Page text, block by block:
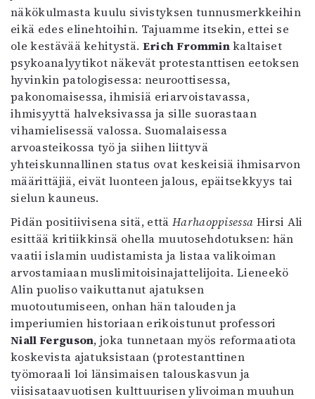
näkökulmasta kuulu sivistyksen tunnusmerkkeihin
eikä edes elinehtoihin. Tajuamme itsekin, ettei se
ole kestävää kehitystä. Erich Fromminkaltaiset
psykoanalyytikot näkevät protestanttisen eetoksen
hyvinkin patologisessa: neuroottisessa,
pakonomaisessa, ihmisiä eriarvoistavassa,
ihmisyyttä halveksivassa ja sille suorastaan
vihamielisessä valossa. Suomalaisessa
arvoasteikossa työ ja siihen liittyvä
yhteiskunnallinen status ovat keskeisiä ihmisarvon
määrittäjiä, eivät luonteen jalous, epäitsekkyys tai
sielun kauneus.
Pidän positiivisena sitä, että Harhaoppisessa Hirsi Ali
esittää kritiikkinsä ohella muutosehdotuksen: hän
vaatii islamin uudistamista ja listaa valikoiman
arvostamiaan muslimitoisinajattelijoita. Lieneekö
Alin puoliso vaikuttanut ajatuksen
muotoutumiseen, onhan hän talouden ja
imperiumien historiaan erikoistunut professori
Niall Ferguson, joka tunnetaan myös reformaatiota
koskevista ajatuksistaan (protestanttinen
työmoraali loi länsimaisen talouskasvun ja
viisisataavuotisen kulttuurisen ylivoiman muuhun